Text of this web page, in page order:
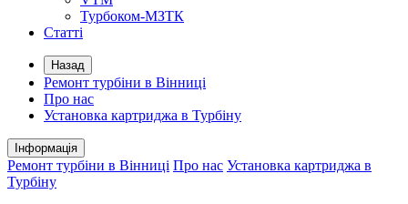
Турбоком-МЗТК
Статті
Назад
Ремонт турбіни в Вінниці
Про нас
Установка картриджа в Турбіну
Інформація
Ремонт турбіни в Вінниці Про нас Установка картриджа в
Турбіну